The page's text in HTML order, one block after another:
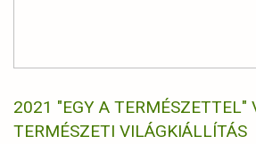
2021 "EGY A TERMÉSZETTEL"
TERMÉSZETI VILÁGKIÁLLÍTÁS